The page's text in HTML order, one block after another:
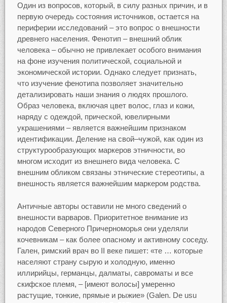
Один из вопросов, который, в силу разных причин, и в
первую очередь состояния источников, остается на
периферии исследований – это вопрос о внешности
древнего населения. Фенотип – внешний облик
человека – обычно не привлекает особого внимания
на фоне изучения политической, социальной и
экономической истории. Однако следует признать,
что изучение фенотипа позволяет значительно
детализировать наши знания о людях прошлого.
Образ человека, включая цвет волос, глаз и кожи,
наряду с одеждой, прической, ювелирными
украшениями – является важнейшим признаком
идентификации. Деление на свой–чужой, как один из
структурообразующих маркеров этничности, во
многом исходит из внешнего вида человека. С
внешним обликом связаны этнические стереотипы, а
внешность является важнейшим маркером родства.
Античные авторы оставили не много сведений о
внешности варваров. Приоритетное внимание из
народов Северного Причерноморья они уделяли
кочевникам – как более опасному и активному соседу.
Гален, римский врач во II веке пишет: «те … которые
населяют страну сырую и холодную, именно
иллирийцы, германцы, далматы, савроматы и все
скифское племя, – [имеют волосы] умеренно
растущие, тонкие, прямые и рыжие» (Galen. De usu